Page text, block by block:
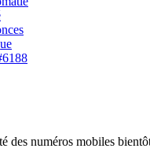
des numéros mobiles